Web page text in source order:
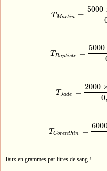
TMartin =
5000
TM arti n=5000×
T Baptiste =
5000
TBa tis e=5000
T Jade =
2000
0,
T Jad e=2000×0
T Corenthin =
TCore thi n=6000
Taux en grammes par litres de sang !